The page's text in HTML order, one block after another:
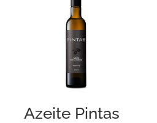
Azeite Pintas